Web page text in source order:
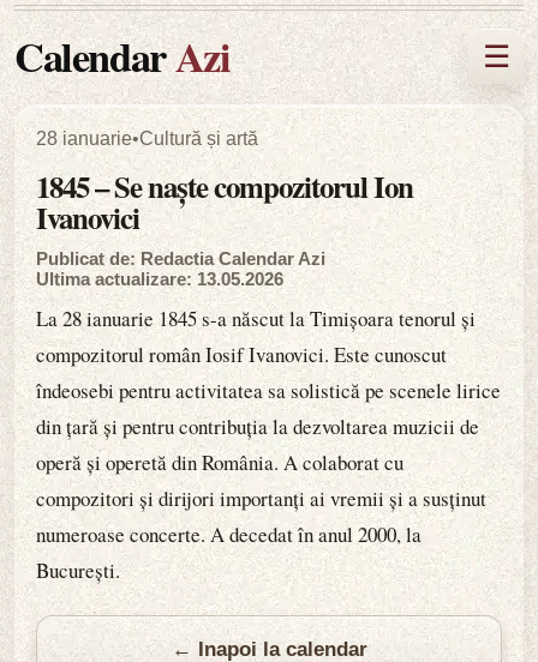
CalendarAzi ☰
28 ianuarie•Cultură și artă
1845 – Se naște compozitorul Ion
Ivanovici
Publicat de: Redactia Calendar Azi
Ultima actualizare: 13.05.2026
La 28 ianuarie 1845 s-a născut la Timișoara tenorul și
compozitorul român Iosif Ivanovici. Este cunoscut
îndeosebi pentru activitatea sa solistică pe scenele lirice
din țară și pentru contribuția la dezvoltarea muzicii de
operă și operetă din România. A colaborat cu
compozitori și dirijori importanți ai vremii și a susținut
numeroase concerte. A decedat în anul 2000, la
București.
← Inapoi la calendar